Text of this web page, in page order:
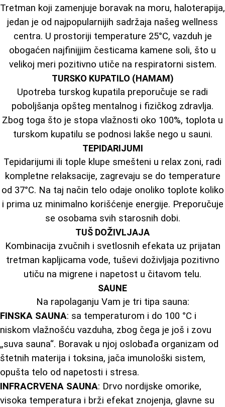
Tretman koji zamenjuje boravak na moru, haloterapija,
jedan je od najpopularnijih sadržaja našeg wellness
centra. U prostoriji temperature 25°C, vazduh je
obogaćen najfinijjim česticama kamene soli, što u
velikoj meri pozitivno utiče na respiratorni sistem.
TURSKO KUPATILO (HAMAM)
Upotreba turskog kupatila preporučuje se radi
poboljšanja opšteg mentalnog i fizičkog zdravlja.
Zbog toga što je stopa vlažnosti oko 100%, toplota u
turskom kupatilu se podnosi lakše nego u sauni.
TEPIDARIJUMI
Tepidarijumi ili tople klupe smešteni u relax zoni, radi
kompletne relaksacije, zagrevaju se do temperature
od 37°C. Na taj način telo odaje onoliko toplote koliko
i prima uz minimalno korišćenje energije. Preporučuje
se osobama svih starosnih dobi.
TUŠ DOŽIVLJAJA
Kombinacija zvučnih i svetlosnih efekata uz prijatan
tretman kapljicama vode, tuševi doživljaja pozitivno
utiču na migrene i napetost u čitavom telu.
SAUNE
Na rapolaganju Vam je tri tipa sauna:
FINSKA SAUNA: sa temperaturom i do 100 °C i
niskom vlažnošću vazduha, zbog čega je još i zovu
„suva sauna“. Boravak u njoj oslobađa organizam od
štetnih materija i toksina, jača imunološki sistem,
opušta telo od napetosti i stresa.
INFRACRVENA SAUNA: Drvo nordijske omorike,
visoka temperatura i brži efekat znojenja, glavne su